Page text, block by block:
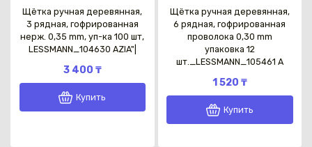
Щётка ручная деревянная,
3 рядная, гофрированная
нерж. 0,35 mm, уп-ка 100 шт,
LESSMANN_104630 AZIA"|
3 400 ₸
Купить
Щётка ручная деревянная,
6 рядная, гофрированная
проволока 0,30 mm
упаковка 12
шт._LESSMANN_105461 A
1 520 ₸
Купить